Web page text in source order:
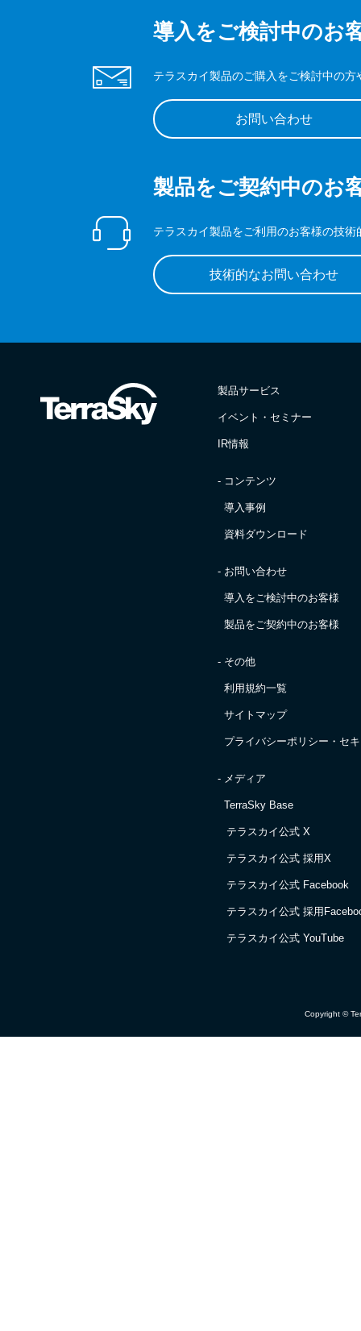
導入をご検討中のお
テラスカイ製品のご購入をご検討中の
お問い合わせ
製品をご契約中のお
テラスカイ製品をご利用のお客様の技
技術的なお問い合わせ
製品サービス
イベント・セミナー
IR情報
- コンテンツ
導入事例
資料ダウンロード
- お問い合わせ
導入をご検討中のお客様
製品をご契約中のお客様
- その他
利用規約一覧
サイトマップ
プライバシーポリシー・ セ
- メディア
TerraSky Base
テラスカイ公式 X
テラスカイ公式 採用X
テラスカイ公式 Facebook
テラスカイ公式 採用
テラスカイ公式 YouTube
Copyright ©